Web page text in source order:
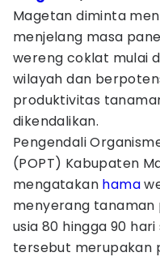
Magetan diminta
menjelang masa
wereng coklat mulai
wilayah dan
produktivitas
dikendalikan.
Pengendali
(POPT) Kabupaten
mengatakan hama
menyerang tanaman
usia 80 hingga 90
tersebut merupakan